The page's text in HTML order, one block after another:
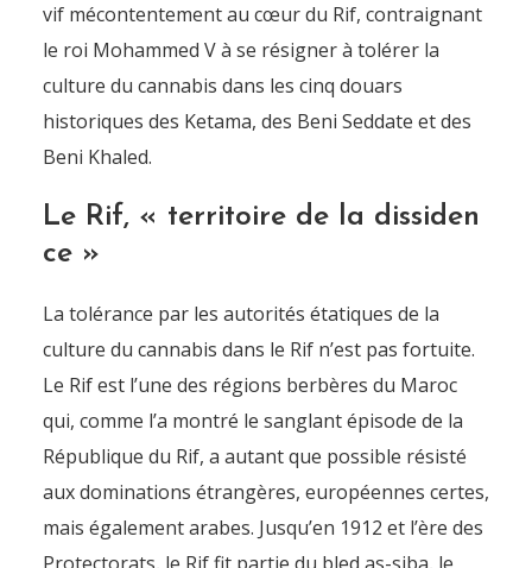
vif mécontentement au cœur du Rif, contraignant
le roi Mohammed V à se résigner à tolérer la
culture du cannabis dans les cinq douars
historiques des Ketama, des Beni Seddate et des
Beni Khaled.
Le Rif, « territoire de la dissiden
ce »
La tolérance par les autorités étatiques de la
culture du cannabis dans le Rif n’est pas fortuite.
Le Rif est l’une des régions berbères du Maroc
qui, comme l’a montré le sanglant épisode de la
République du Rif, a autant que possible résisté
aux dominations étrangères, européennes certes,
mais également arabes. Jusqu’en 1912 et l’ère des